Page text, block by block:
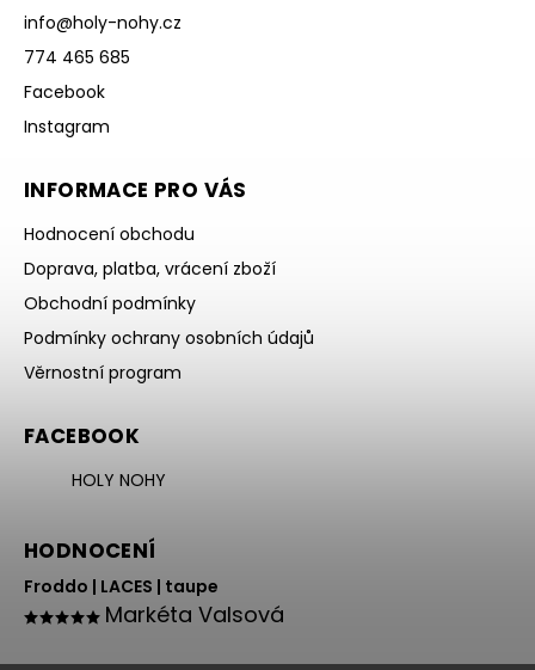
info@holy-nohy.cz
774 465 685
Facebook
Instagram
INFORMACE PRO VÁS
Hodnocení obchodu
Doprava, platba, vrácení zboží
Obchodní podmínky
Podmínky ochrany osobních údajů
Věrnostní program
FACEBOOK
HOLY NOHY
HODNOCENÍ
Froddo | LACES | taupe
Markéta Valsová